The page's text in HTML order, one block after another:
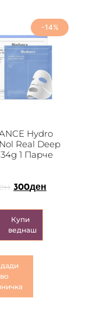
-14%
Hydro
Real Deep
1 Парче
300ден
Купи
веднаш
во